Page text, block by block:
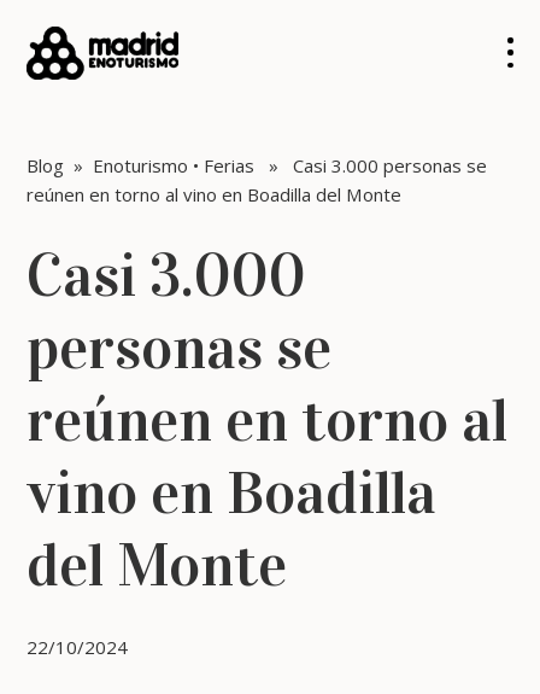
Blog » Enoturismo • Ferias » Casi 3.000 personas se
reúnen en torno al vino en Boadilla del Monte
Casi 3.000
personas se
reúnen en torno al
vino en Boadilla
del Monte
22/10/2024